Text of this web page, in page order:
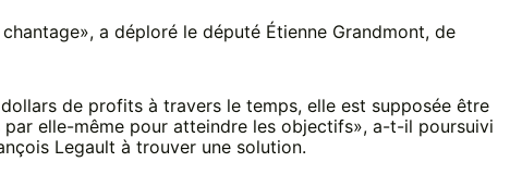
a déploré le député Étienne Grandmont, de
de profits à travers le temps, elle est supposée être
elle-même pour atteindre les objectifs», a-t-il poursuivi
Legault à trouver une solution.